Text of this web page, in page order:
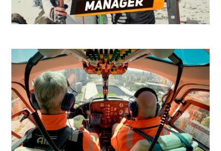
Niké Ľadovec